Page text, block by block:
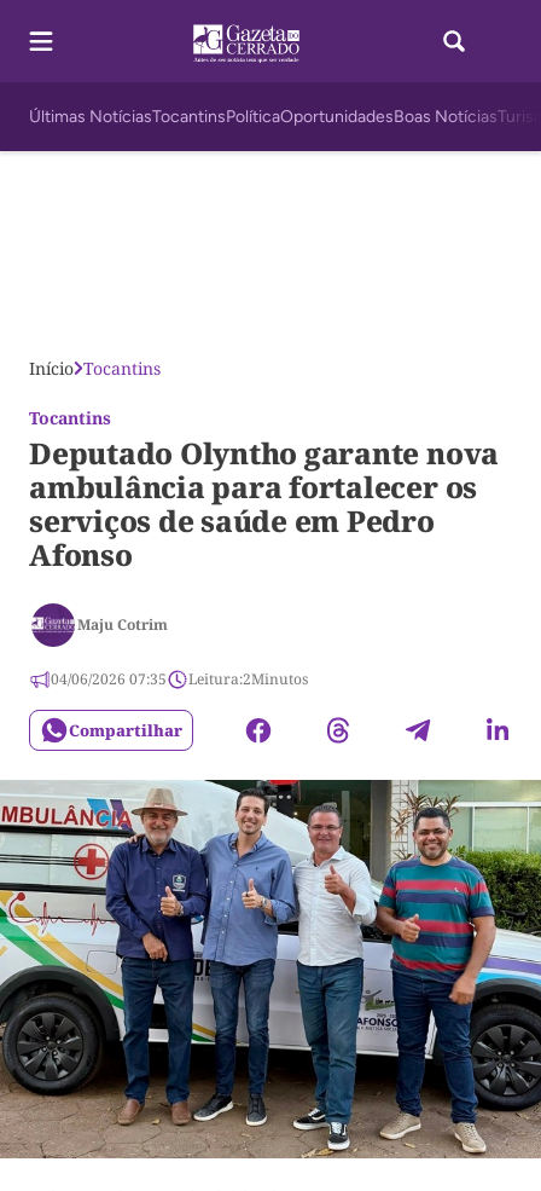
Últimas NotíciasTocantinsPolíticaOportunidadesBoas Notícias
Início Tocantins
Tocantins
Deputado Olyntho garante nova
ambulância para fortalecer os
serviços de saúde em Pedro
Afonso
Maju Cotrim
04/06/2026 07:35 Leitura:2Minutos
Compartilhar